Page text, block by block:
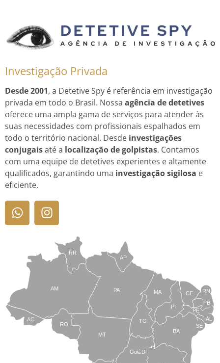
Investigação Privada
Desde 2001, a Detetive Spy é referência em investigação
privada em todo o Brasil. Nossa agência de detetives
oferece uma ampla gama de serviços para atender às
suas necessidades com profissionais espalhados em
todo o território nacional. Desde investigações
conjugaisaté a localização de golpistas. Contamos
com uma equipe de detetives experientes e altamente
qualificados, garantindo uma investigação sigilosa e
eficiente.
TO
BA
SE
PE
AL
RN
CE
PI
MA
AP
PA
RR
AM
AC
RO
MT
GoiásDF
PB